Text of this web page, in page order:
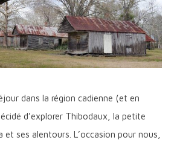
dans la région cadienne (et en
d’explorer Thibodaux, la petite
et ses alentours. L’occasion pour nous,